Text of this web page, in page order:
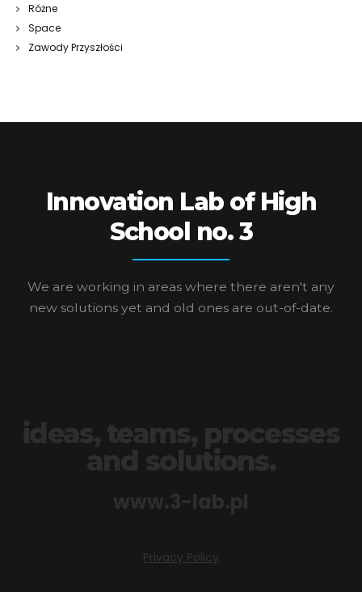
Różne
Space
Zawody Przyszłości
Innovation Lab of High
School no. 3
We are working in areas where there aren't any
new solutions yet and old ones are out-of-date.
Privacy Policy